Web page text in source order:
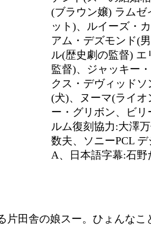
(ブラウン嬢) ラム
ット)、ルイーズ・
アム・デズモンド(
ル(歴史劇の監督)
監督)、ジャッキー
クス・デヴィッド
(犬)、ヌーマ(ライ
ー・グリボン、ビ
ルム復刻協力:大澤
数夫、ソニーPCL
A、日本語字幕:石野
片田舎の娘スー。ひょんな